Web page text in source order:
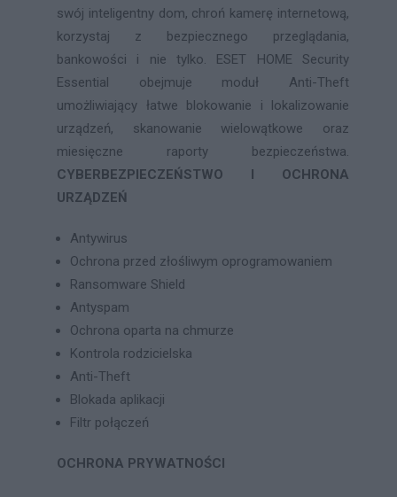
swój inteligentny dom, chroń kamerę internetową,
korzystaj z bezpiecznego przeglądania,
bankowości i nie tylko. ESET HOME Security
Essential obejmuje moduł Anti-Theft
umożliwiający łatwe blokowanie i lokalizowanie
urządzeń, skanowanie wielowątkowe oraz
miesięczne raporty bezpieczeństwa.
CYBERBEZPIECZEŃSTWO I OCHRONA
URZĄDZEŃ
Antywirus
Ochrona przed złośliwym oprogramowaniem
Ransomware Shield
Antyspam
Ochrona oparta na chmurze
Kontrola rodzicielska
Anti-Theft
Blokada aplikacji
Filtr połączeń
OCHRONA PRYWATNOŚCI